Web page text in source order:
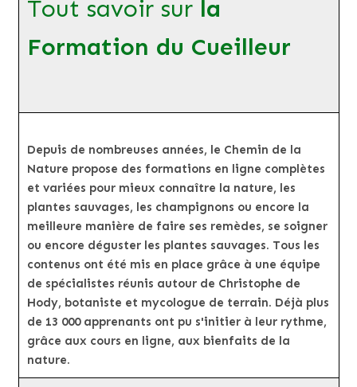
Tout savoir sur la
Formation du Cueilleur
Depuis de nombreuses années, le Chemin de la
Nature propose des formations en ligne complètes
et variées pour mieux connaître la nature, les
plantes sauvages, les champignons ou encore la
meilleure manière de faire ses remèdes, se soigner
ou encore déguster les plantes sauvages. Tous les
contenus ont été mis en place grâce à une équipe
de spécialistes réunis autour de Christophe de
Hody, botaniste et mycologue de terrain. Déjà plus
de 13 000 apprenants ont pu s'initier à leur rythme,
grâce aux cours en ligne, aux bienfaits de la
nature.